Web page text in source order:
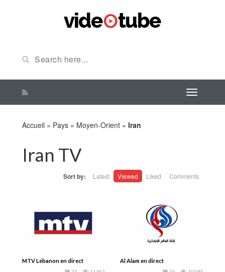
Accueil » Pays » Moyen-Orient » Iran
Iran TV
Sort by: Latest Viewed Liked Comments
MTV Lebanon en direct Al Alam en direct